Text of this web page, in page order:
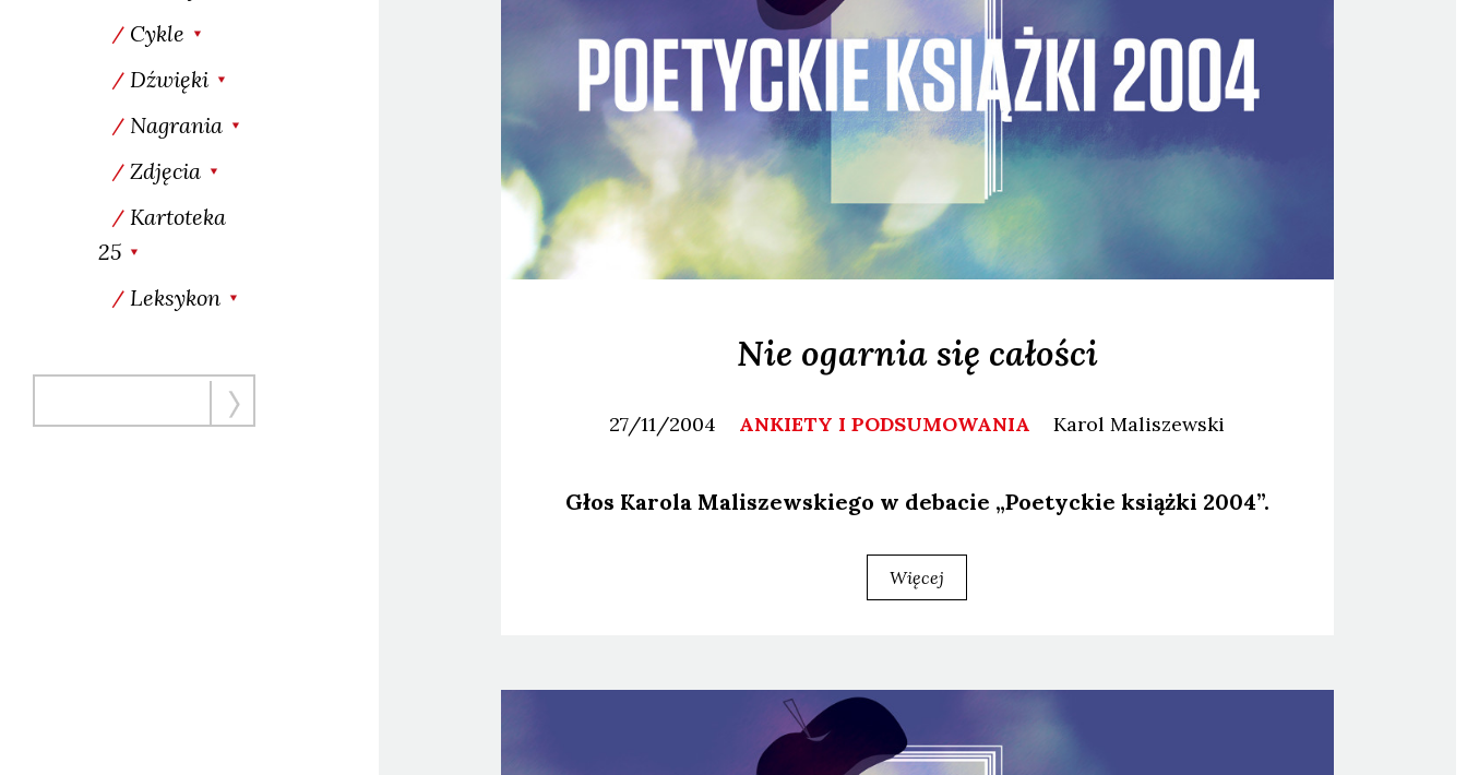
Cykle
Dźwięki
Nagrania
Zdjęcia
Kartoteka
25
Leksykon
Nie ogarnia się całości
27/11/2004 ANKIETY I PODSUMOWANIA Karol Maliszewski
Głos Karo­la Mali­szew­skie­go w deba­cie „Poetyc­kie książ­ki 2004”.
Więcej